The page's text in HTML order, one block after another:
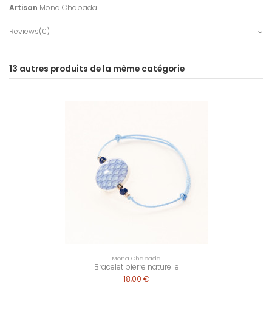
Artisan Mona Chabada
Reviews(0)
13 autres produits de la même catégorie
Mona Chabada
Bracelet pierre naturelle
18,00 €